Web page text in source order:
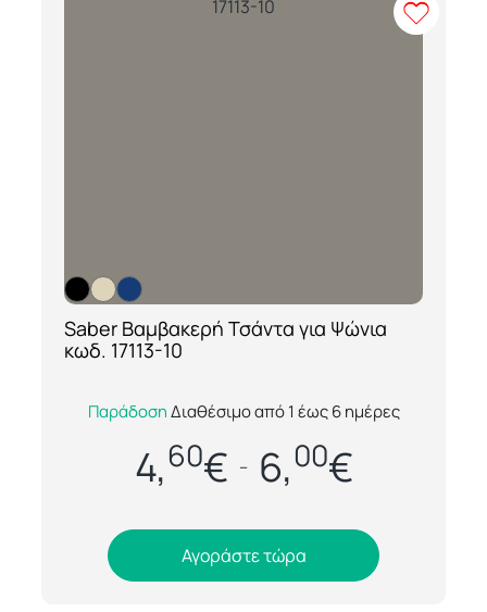
[ti_wishlists_addtowishlist loop=yes]
Saber Βαμβακερή Τσάντα για Ψώνια
κωδ. 17113-10
Η Saber 17113-10 είναι μια ανθεκτική και
κομψή τσάντα για ψώνια από 100% βαμβάκι,
με ύφασμα υψηλής πυκνότητας 280g/m², π...
ΠαράδοσηΔιαθέσιμο από 1 έως 6 ημέρες
4,60€ – 6,00€
Αγοράστε τώρα